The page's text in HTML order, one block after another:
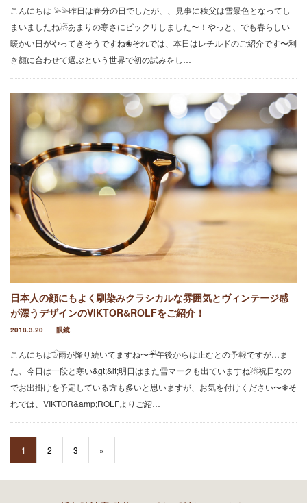
こんにちは 𓅫𓅫昨日は春分の日でしたが、、見事に秩父は雪景色となってし
まいましたね☃︎あまりの寒さにビックリしました〜！やっと、でも春らしい
暖かい日がやってきそうですね❀それでは、本日はレチルドのご紹介です〜利
き顔に合わせて選ぶという世界で初の試みをし…
日本人の顔にもよく馴染みクラシカルな雰囲気とヴィンテージ感
が漂うデザインのVIKTOR&ROLFをご紹介！
2018.3.20 眼鏡
こんにちは𓅿雨が降り続いてますね〜☔︎午後からは止むとの予報ですが…ま
た、今日は一段と寒い&gt;&lt;明日はまた雪マークも出ていますね☃︎祝日なの
でお出掛けを予定している方も多いと思いますが、お気を付けください〜❄︎そ
れでは、VIKTOR&amp;ROLFよりご紹…
1 2 3 »